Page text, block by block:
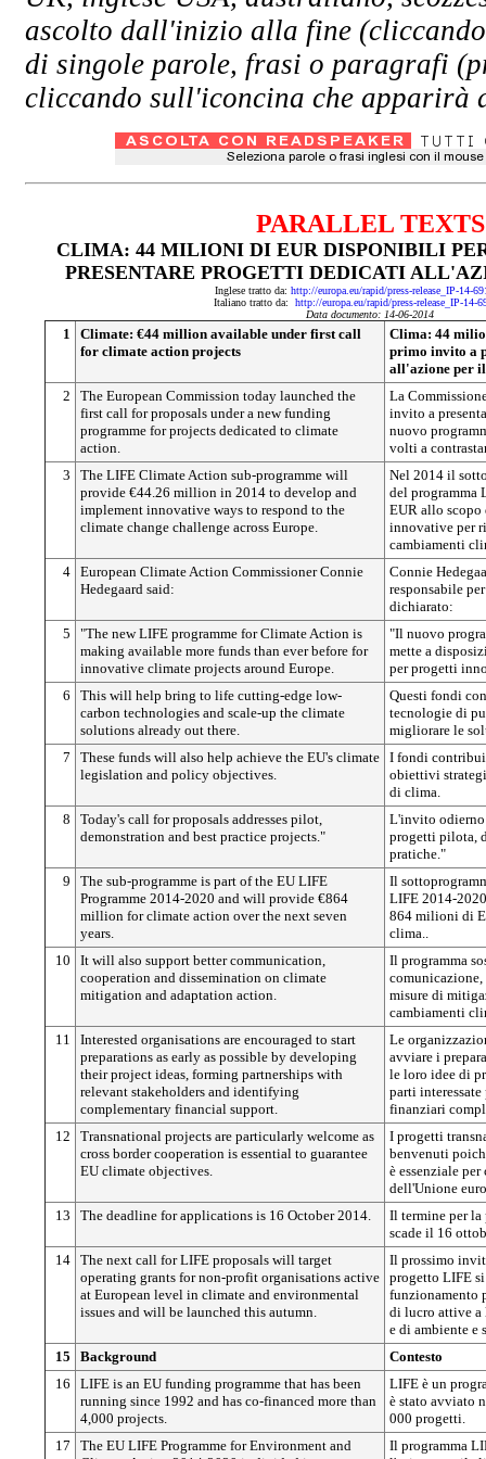
ascolto dall'inizio alla fine
di singole parole, frasi o paragrafi
cliccando sull'iconcina che apparirà
PARALLEL TEXTS
CLIMA: 44 MILIONI DI EUR DISPONIBILI
PRESENTARE PROGETTI DEDICATI
Inglese tratto da: http://europa.eu/rapid/press-release_IP-14-
Italiano tratto da: http://europa.eu/rapid/press-release_IP-14-
Data documento: 14-06-2014
1
Climate: €44 million available under first call
for climate action projects
Clima: 44
primo invito a
all'azione per
2
The European Commission today launched the
first call for proposals under a new funding
programme for projects dedicated to climate
action.
La
invito a
nuovo
volti a
3
The LIFE Climate Action sub-programme will
provide €44.26 million in 2014 to develop and
implement innovative ways to respond to the
climate change challenge across Europe.
Nel 2014 il
del programma
EUR allo
innovative per
cambiamenti
4 European Climate Action Commissioner Connie
Hedegaard said:
Connie
responsabile
dichiarato:
5
"The new LIFE programme for Climate Action is
making available more funds than ever before for
innovative climate projects around Europe.
"Il nuovo
mette a
per progetti
6
This will help bring to life cutting-edge low-
carbon technologies and scale-up the climate
solutions already out there.
Questi fondi
tecnologie di
migliorare le
7
These funds will also help achieve the EU's climate
legislation and policy objectives.
I fondi
obiettivi
di clima.
8
Today's call for proposals addresses pilot,
demonstration and best practice projects."
L'invito odierno
progetti pilota,
pratiche."
9
The sub-programme is part of the EU LIFE
Programme 2014-2020 and will provide €864
million for climate action over the next seven
years.
Il
LIFE 2014-
864 milioni di
clima..
10
It will also support better communication,
cooperation and dissemination on climate
mitigation and adaptation action.
Il programma
misure di
cambiamenti
11
Interested organisations are encouraged to start
preparations as early as possible by developing
their project ideas, forming partnerships with
relevant stakeholders and identifying
complementary financial support.
Le
avviare i
le loro idee di
parti
finanziari
12
Transnational projects are particularly welcome as
cross border cooperation is essential to guarantee
EU climate objectives.
I progetti
benvenuti
è essenziale
dell'Unione
13
The deadline for applications is 16 October 2014.
Il termine per la
scade il 16
14 The next call for LIFE proposals will target
operating grants for non-profit organisations active
at European level in climate and environmental
issues and will be launched this autumn.
Il prossimo
progetto LIFE
funzionamento
di lucro attive
e di ambiente e
15
Background
Contesto
16
LIFE is an EU funding programme that has been
running since 1992 and has co-financed more than
4,000 projects.
LIFE è un
è stato avviato
000 progetti.
17
The EU LIFE Programme for Environment and
Il programma